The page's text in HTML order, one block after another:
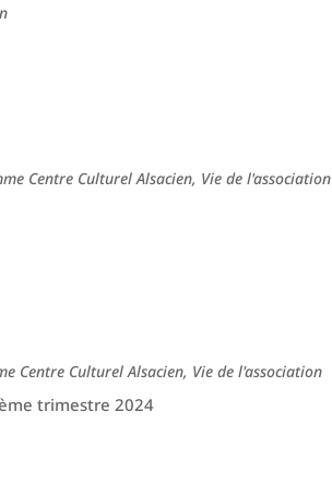
Centre Culturel Alsacien, Vie de l'association
Centre Culturel Alsacien, Vie de l'association
trimestre 2024